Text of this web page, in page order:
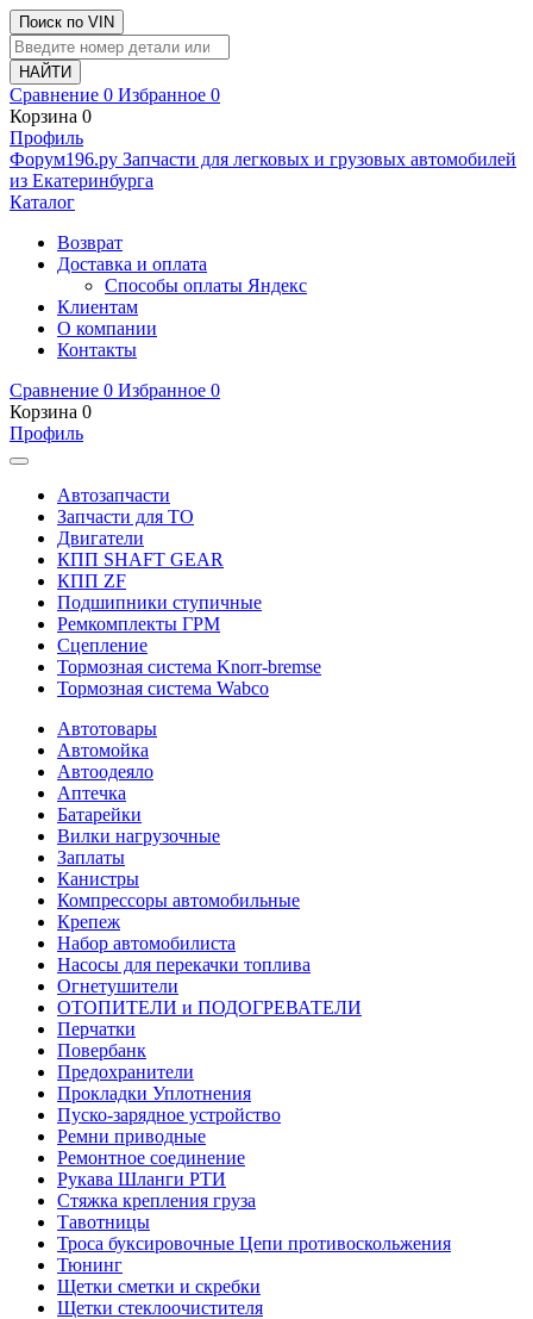
Поиск по VIN
Сравнение 0 Избранное 0
Корзина 0
Профиль
Фoрум196.ру Запчасти для легковых и грузовых автомобилей
из Екатеринбурга
Каталог
Возврат
Доставка и оплата
Способы оплаты Яндекс
Клиентам
О компании
Контакты
Сравнение 0 Избранное 0
Корзина 0
Профиль
Автозапчасти
Запчасти для ТО
Двигатели
КПП SHAFT GEAR
КПП ZF
Подшипники ступичные
Ремкомплекты ГРМ
Сцепление
Тормозная система Knorr-bremse
Тормозная система Wabco
Автотовары
Автомойка
Автоодеяло
Аптечка
Батарейки
Вилки нагрузочные
Заплаты
Канистры
Компрессоры автомобильные
Крепеж
Набор автомобилиста
Насосы для перекачки топлива
Огнетушители
ОТОПИТЕЛИ и ПОДОГРЕВАТЕЛИ
Перчатки
Повербанк
Предохранители
Прокладки Уплотнения
Пуско-зарядное устройство
Ремни приводные
Ремонтное соединение
Рукава Шланги РТИ
Стяжка крепления груза
Тавотницы
Троса буксировочные Цепи противоскольжения
Тюнинг
Щетки сметки и скребки
Щетки стеклоочистителя